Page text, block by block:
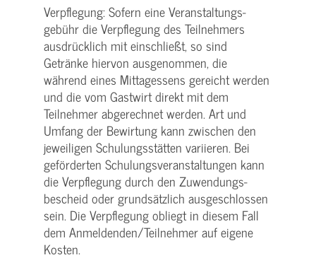
Verpflegung: Sofern eine Veranstaltungs­
gebühr die Verpflegung des Teilnehmers
ausdrücklich mit einschließt, so sind
Getränke hiervon ausgenommen, die
während eines Mittagessens gereicht werden
und die vom Gastwirt direkt mit dem
Teilnehmer abgerechnet werden. Art und
Umfang der Bewirtung kann zwischen den
jeweiligen Schulungsstätten variieren. Bei
geförderten Schulungs­veranstaltungen kann
die Verpflegung durch den Zuwendungs­
bescheid oder grundsätzlich ausgeschlossen
sein. Die Verpflegung obliegt in diesem Fall
dem Anmeldenden/­Teilnehmer auf eigene
Kosten.